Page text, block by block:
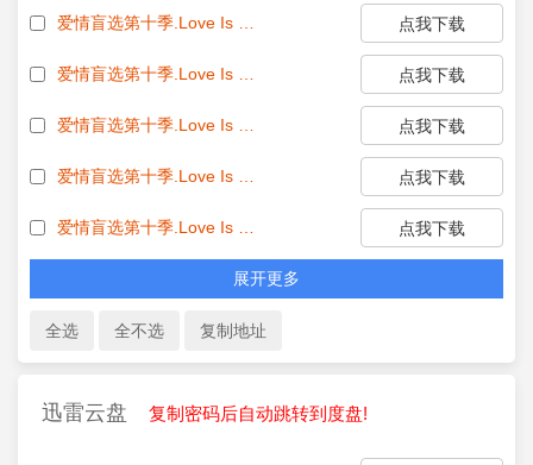
点我下载
点我下载
点我下载
点我下载
点我下载
展开更多
迅雷云盘 复制密码后自动跳转到度盘!